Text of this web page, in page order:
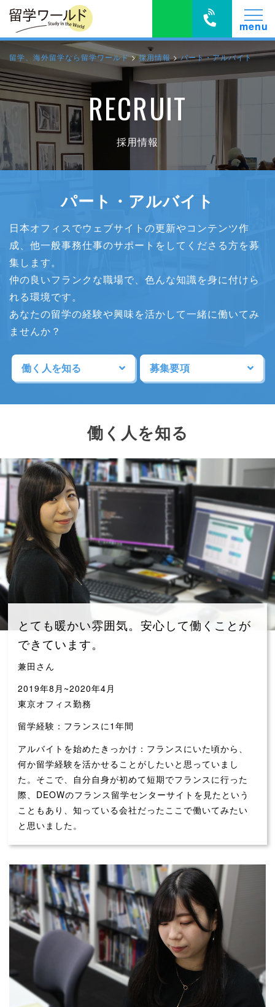
留学、海外留学なら留学ワールド >採用情報 >パート・アルバイト
RECRUIT
採用情報
パート・アルバイト
日本オフィスでウェブサイトの更新やコンテンツ作
成、他一般事務仕事のサポートをしてくださる方を募
集します。
仲の良いフランクな職場で、色んな知識を身に付けら
れる環境です。
あなたの留学の経験や興味を活かして一緒に働いてみ
ませんか？
働く人を知る 募集要項
働く人を知る
とても暖かい雰囲気。安心して働くことが
できています。
兼田さん
2019年8月~2020年4月
東京オフィス勤務
留学経験：フランスに1年間
アルバイトを始めたきっかけ：フランスにいた頃から、
何か留学経験を活かせることがしたいと思っていまし
た。そこで、自分自身が初めて短期でフランスに行った
際、DEOWのフランス留学センターサイトを見たという
こともあり、知っている会社だったここで働いてみたい
と思いました。